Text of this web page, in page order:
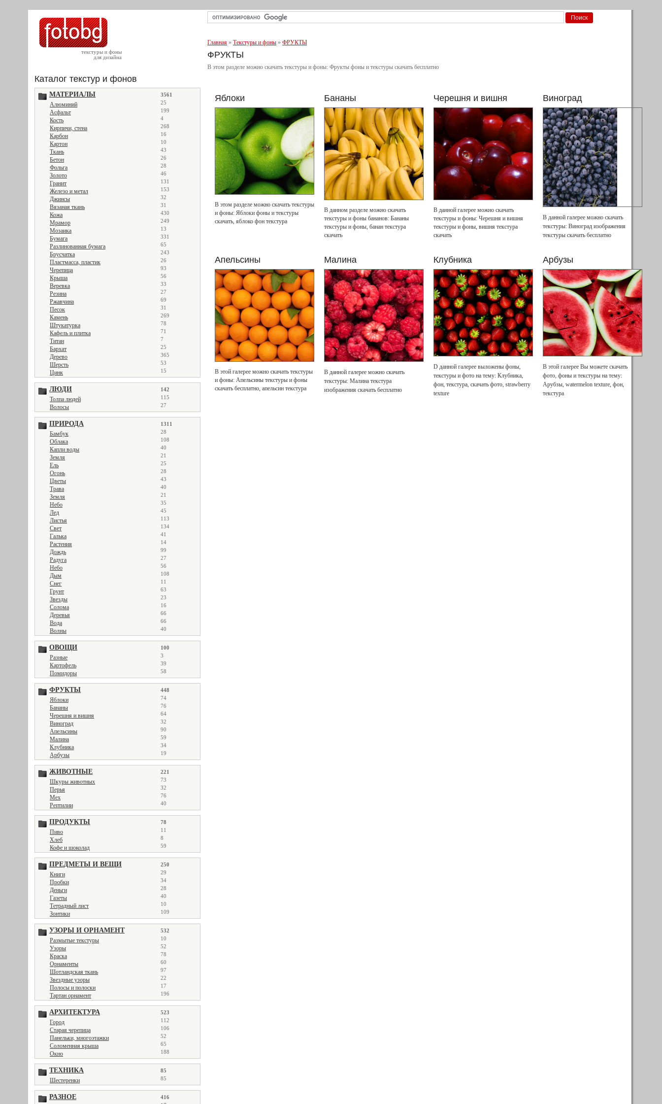
текстуры и фоны
для дизайна
Каталог текстур и фонов
МАТЕРИАЛЫ 3561
Алюминий 25
Асфальт 199
Кость 4
Кирпичи, стена 268
Карбон 16
Картон 10
Ткань 43
Бетон 26
Фольга 28
Золото 46
Гранит 131
Железо и метал 153
Джинсы 32
Вязаная ткань 31
Кожа 430
Мрамор 249
Мозаика 13
Бумага 331
Разлинованная бумага 65
Брусчатка 243
Пластмасса, пластик 26
Черепица 93
Крыша 56
Веревка 33
Резина 27
Ржавчина 69
Песок 31
Камень 269
Штукатурка 78
Кафель и плитка 71
Титан 7
Бархат 25
Дерево 365
Шерсть 53
Цинк 15
ЛЮДИ 142
Толпа людей 115
Волосы 27
ПРИРОДА 1311
Бамбук 28
Облака 108
Капли воды 40
Земля 21
Ель 25
Огонь 28
Цветы 43
Трава 40
Земля 21
Небо 35
Лед 45
Листья 113
Свет 134
Галька 41
Растения 14
Дождь 99
Радуга 27
Небо 56
Дым 108
Снег 11
Грунт 63
Звезды 23
Солома 16
Деревья 66
Вода 66
Волны 40
ОВОЩИ 100
Разные 3
Картофель 39
Помидоры 58
ФРУКТЫ 448
Яблоки 74
Бананы 76
Черешня и вишня 64
Виноград 32
Апельсины 90
Малина 59
Клубника 34
Арбузы 19
ЖИВОТНЫЕ 221
Шкуры животных 73
Перья 32
Мех 76
Рептилии 40
ПРОДУКТЫ 78
Пиво 11
Хлеб 8
Кофе и шоколад 59
ПРЕДМЕТЫ И ВЕЩИ 250
Книги 29
Пробки 34
Деньги 28
Газеты 40
Тетрадный лист 10
Зонтики 109
УЗОРЫ И ОРНАМЕНТ 532
Размытые текстуры 10
Узоры 52
Краска 78
Орнаменты 60
Шотландская ткань 97
Звездные узоры 22
Полосы и полоски 17
Тартан орнамент 196
АРХИТЕКТУРА 523
Город 112
Старая черепица 106
Панельки, многоэтажки 52
Соломенная крыша 65
Окно 188
ТЕХНИКА 85
Шестеренки 85
РАЗНОЕ 416
Главная » Текстуры и фоны » ФРУКТЫ
ФРУКТЫ
В этом разделе можно скачать текстуры и фоны: Фрукты фоны и текстуры скачать бесплатно
Яблоки
В этом разделе можно скачать текстуры
и фоны: Яблоки фоны и текстуры
скачать, яблоко фон текстура
Бананы
В данном разделе можно скачать
текстуры и фоны бананов: Бананы
текстуры и фоны, банан текстура
скачать
Черешня и вишня
В данной галерее можно скачать
текстуры и фоны: Черешня и вишня
текстуры и фоны, вишня текстура
скачать
Виноград
В данной галерее можно скачать
текстуры: Виноград изображения
текстуры скачать бесплатно
Апельсины
В этой галерее можно скачать текстуры
и фоны: Апельсины текстуры и фоны
скачать бесплатно, апельсин текстура
Малина
В данной галерее можно скачать
текстуры: Малина текстура
изображения скачать бесплатно
Клубника
D данной галерее выложены фоны,
текстуры и фото на тему: Клубника,
фон, текстура, скачать фото, strawberry
texture
Арбузы
В этой галерее Вы можете скачать
фото, фоны и текстуры на тему:
Арубзы, watermelon texture, фон,
текстура